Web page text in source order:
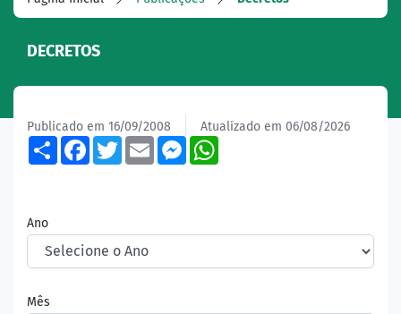
DECRETOS
Publicado em 16/09/2008 Atualizado em 06/08/2026
ShareFacebook
TwitterEmailMessenger
Ano
Mês